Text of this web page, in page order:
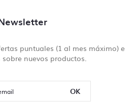
puntuales (1 al mes máximo) e
nuevos productos.
OK